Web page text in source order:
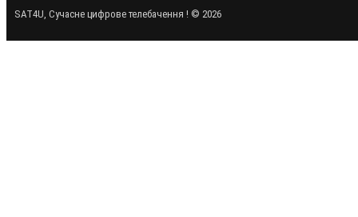
SAT4U, Сучасне цифрове телебачення ! © 2026